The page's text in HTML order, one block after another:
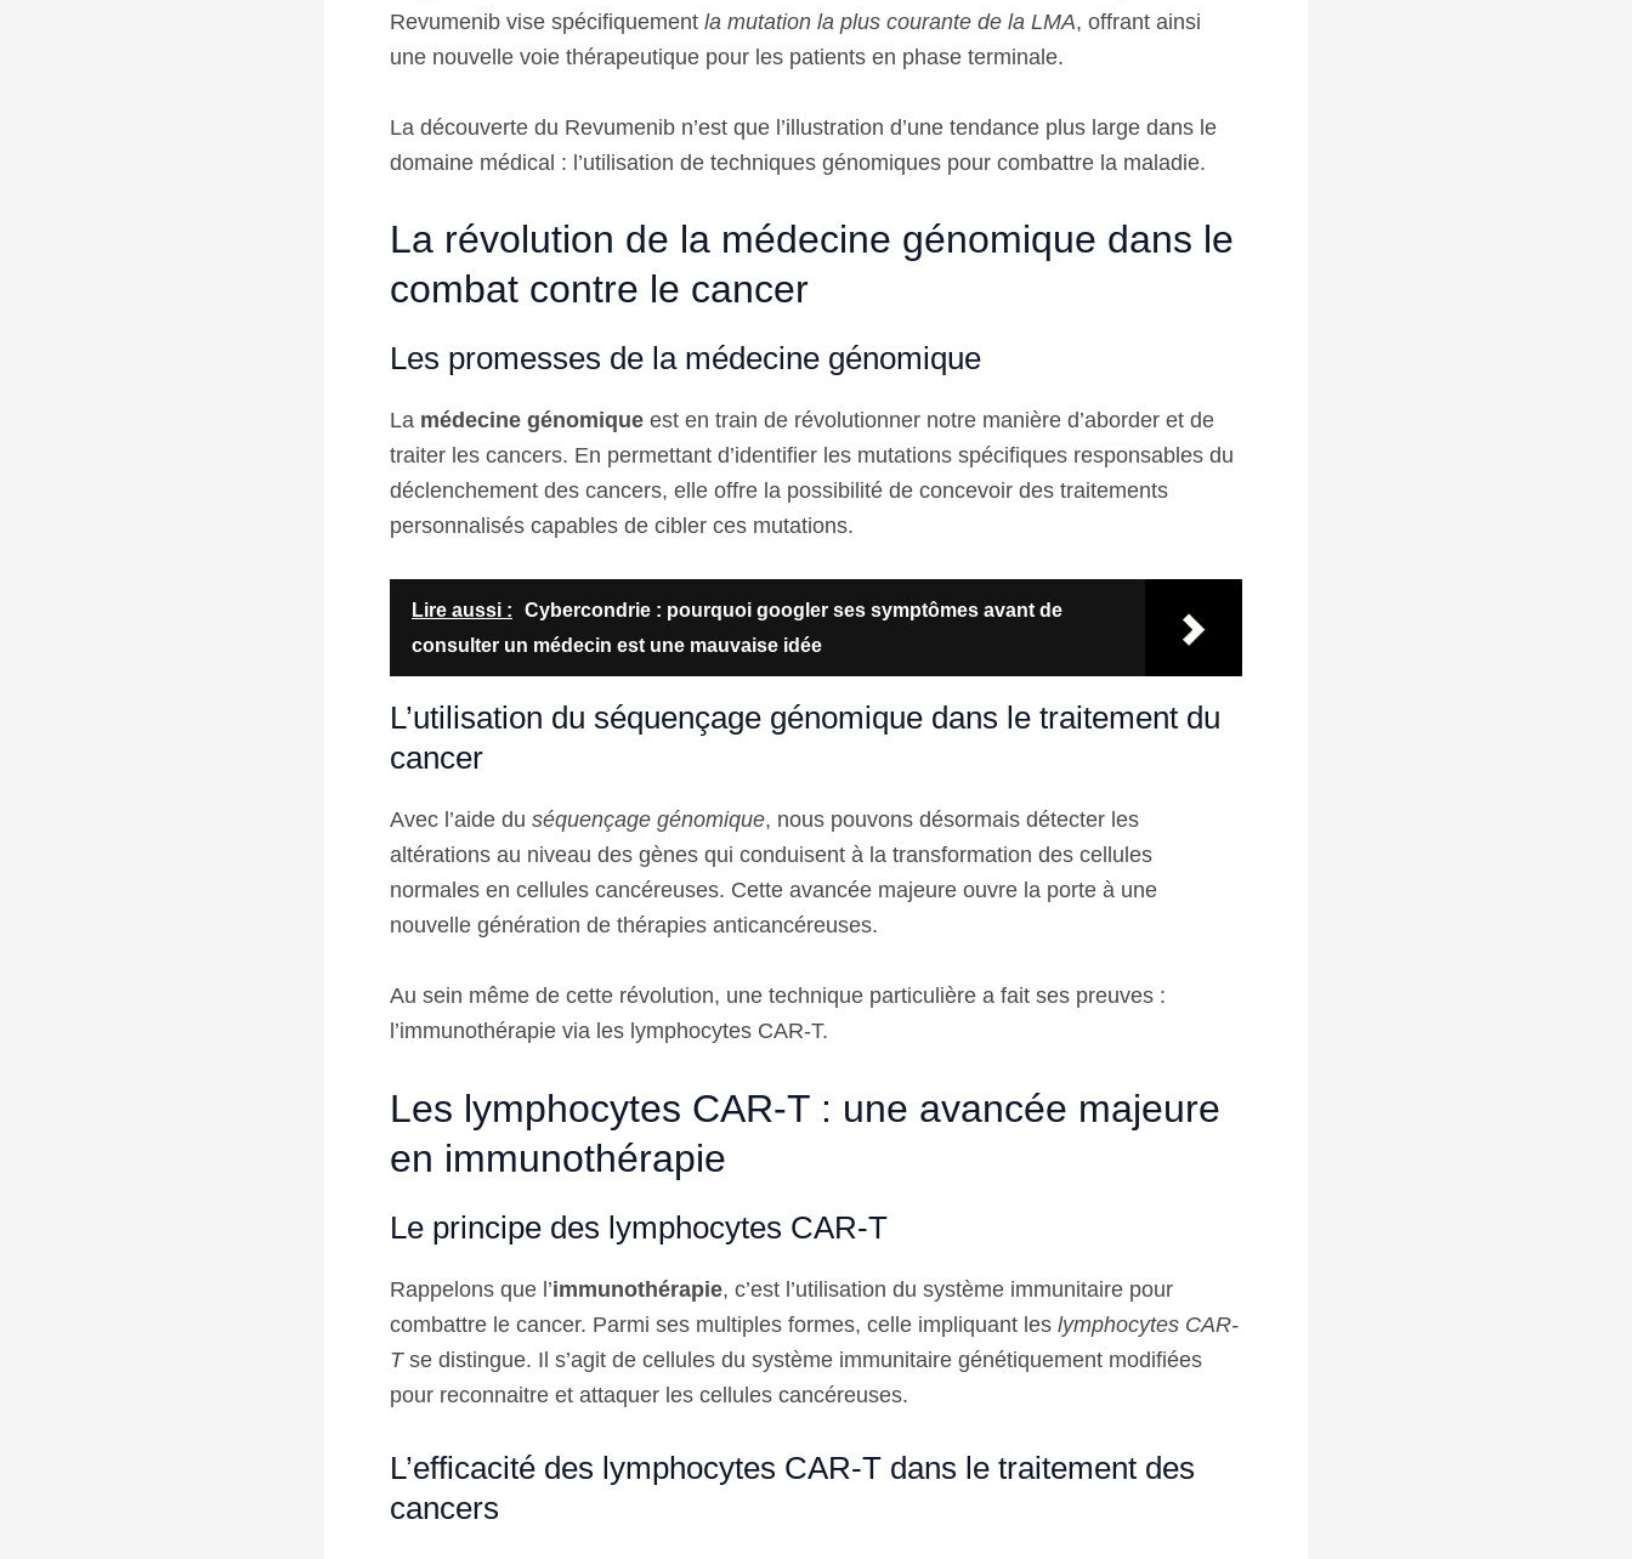
Revumenib vise spécifiquement la mutation la plus courante de la LMA, offrant ainsi
une nouvelle voie thérapeutique pour les patients en phase terminale.
La découverte du Revumenib n’est que l’illustration d’une tendance plus large dans le
domaine médical : l’utilisation de techniques génomiques pour combattre la maladie.
La révolution de la médecine génomique dans le
combat contre le cancer
Les promesses de la médecine génomique
La médecine génomique est en train de révolutionner notre manière d’aborder et de
traiter les cancers. En permettant d’identifier les mutations spécifiques responsables du
déclenchement des cancers, elle offre la possibilité de concevoir des traitements
personnalisés capables de cibler ces mutations.
Lire aussi :
Cybercondrie : pourquoi googler ses symptômes avant de
consulter un médecin est une mauvaise idée
L’utilisation du séquençage génomique dans le traitement du
cancer
Avec l’aide du séquençage génomique, nous pouvons désormais détecter les
altérations au niveau des gènes qui conduisent à la transformation des cellules
normales en cellules cancéreuses. Cette avancée majeure ouvre la porte à une
nouvelle génération de thérapies anticancéreuses.
Au sein même de cette révolution, une technique particulière a fait ses preuves :
l’immunothérapie via les lymphocytes CAR-T.
Les lymphocytes CAR-T : une avancée majeure
en immunothérapie
Le principe des lymphocytes CAR-T
Rappelons que l’immunothérapie, c’est l’utilisation du système immunitaire pour
combattre le cancer. Parmi ses multiples formes, celle impliquant les lymphocytes CAR-
Tse distingue. Il s’agit de cellules du système immunitaire génétiquement modifiées
pour reconnaitre et attaquer les cellules cancéreuses.
L’efficacité des lymphocytes CAR-T dans le traitement des
cancers